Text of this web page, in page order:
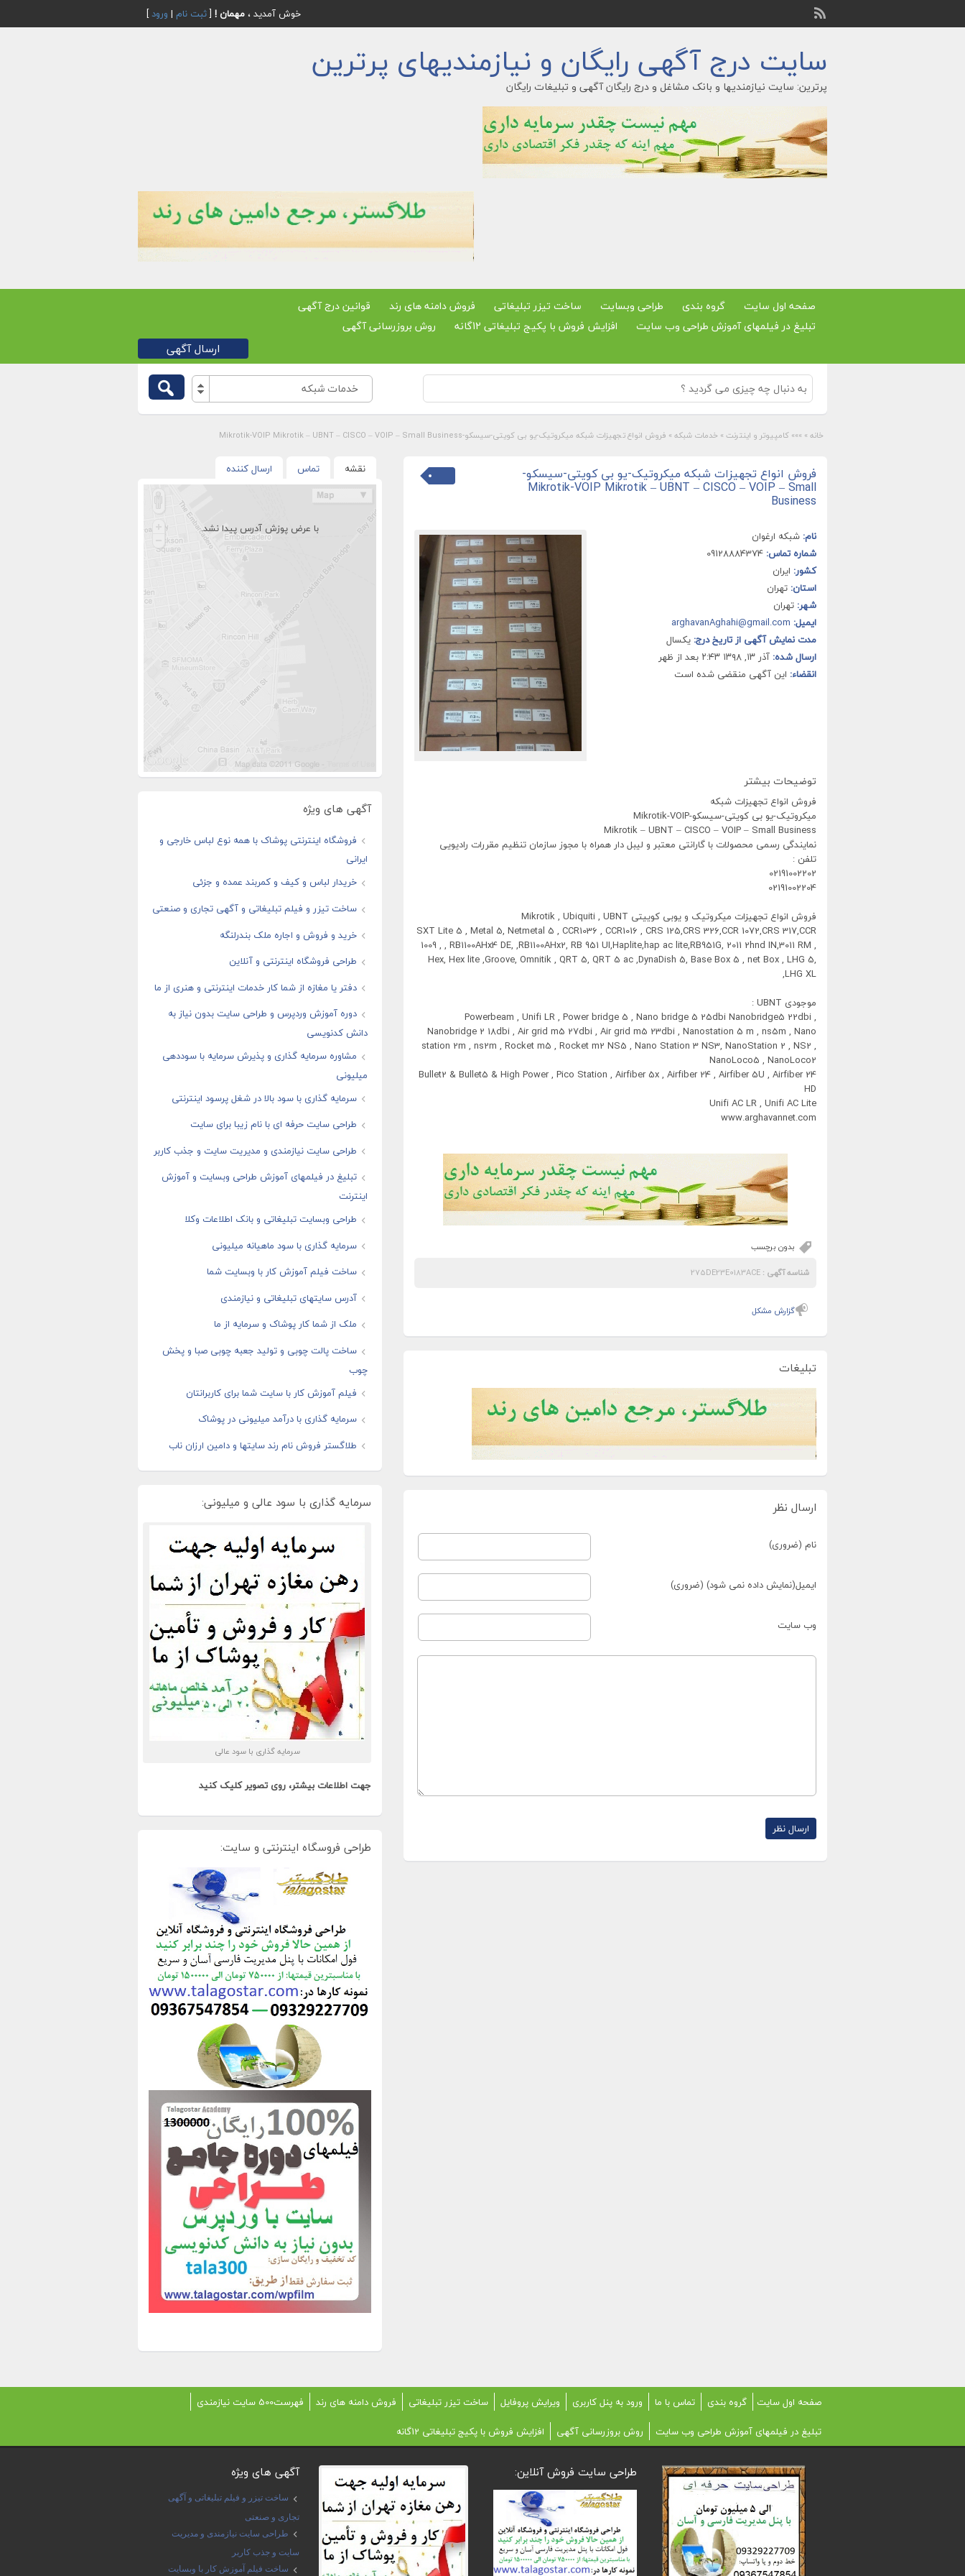
خوش آمدید ، مهمان ! [ثبت نام | ورود]
سایت درج آگهی رایگان و نیازمندیهای پرترین
پرترین: سایت نیازمندیها و بانک مشاغل و درج رایگان آگهی و تبلیغات رایگان
صفحه اول سایت گروه بندی طراحی وبسایت ساخت تیزر تبلیغاتی فروش دامنه های رند
قوانین درج آگهی
تبلیغ در فیلمهای آموزش طراحی وب سایت
افزایش فروش با پکیج تبلیغاتی 12گانه روش بروزرسانی آگهی
ارسال آگهی
خدمات شبکه
خانه » »»» کامپیوتر و اینترنت » خدمات شبکه » فروش انواع تجهیزات شبکه میکروتیک-یو بی کویتی-سیسکو-Mikrotik-VOIP Mikrotik – UBNT – CISCO – VOIP – Small Business
فروش انواع تجهیزات شبکه میکروتیک-یو بی کویتی-سیسکو-
Mikrotik-VOIP Mikrotik – UBNT – CISCO – VOIP – Small
Business
نام: شبکه ارغوان
شماره تماس:
کشور: ایران
استان: تهران
شهر: تهران
ایمیل: arghavanAghahi@gmail.com
مدت نمایش آگهی از تاریخ درج: یکسال
ارسال شده: آذر ۱۳, ۱۳۹۸ ۲:۴۳ بعد از ظهر
انقضاء: این آگهی منقضی شده است
توضیحات بیشتر
فروش انواع تجهیزات شبکه
میکروتیک-یو بی کویتی-سیسکو-Mikrotik-VOIP
Mikrotik – UBNT – CISCO – VOIP – Small Business
نمایندگی رسمی محصولات با گارانتی معتبر و لیبل دار همراه با مجوز سازمان تنظیم مقررات رادیویی
تلفن :
02191002202
02191002204
فروش انواع تجهیزات میکروتیک و یوبی کوییتی Mikrotik , Ubiquiti , UBNT
SXT Lite 5 , Metal 5, Netmetal 5 , CCR1036 , CCR1016 , CRS 125,CRS 326,CCR 1072,CRS 317,CCR
1009 , , RB1100AHx4 DE, ,RB1100AHx2, RB 951 UI,Haplite,hap ac lite,RB951G, 2011 2hnd IN,3011 RM ,
Hex, Hex lite ,Groove, Omnitik , QRT 5, QRT 5 ac ,DynaDish 5, Base Box 5 , net Box , LHG 5,
LHG XL,
موجودی UBNT :
Powerbeam , Unifi LR , Power bridge 5 , Nano bridge 5 25dbi Nanobridge5 22dbi ,
Nanobridge 2 18dbi , Air grid m5 27dbi , Air grid m5 23dbi , Nanostation 5 m , ns5m , Nano
station 2m , ns2m , Rocket m5 , Rocket m2 NS5 , Nano Station 3 NS3, NanoStation 2 , NS2 ,
NanoLoco5 , NanoLoco2
Bullet2 & Bullet5 & High Power , Pico Station , Airfiber 5x , Airfiber 24 , Airfiber 5U , Airfiber 24
HD
Unifi AC LR , Unifi AC Lite
www.arghavannet.com
بدون برچسب
شناسه آگهی :
گزارش مشکل
تبلیغات
ارسال نظر
نام (ضروری)
ایمیل(نمایش داده نمی شود) (ضروری)
وب سایت
نقشه تماس ارسال کننده
با عرض پوزش آدرس پیدا نشد.
آگهی های ویژه
فروشگاه اینترنتی پوشاک با همه نوع لباس خارجی و
ایرانی
خریدار لباس و کیف و کمربند عمده و جزئی
ساخت تیزر و فیلم تبلیغاتی و آگهی تجاری و صنعتی
خرید و فروش و اجاره ملک بندرلنگه
طراحی فروشگاه اینترنتی و آنلاین
دفتر یا مغازه از شما کار خدمات اینترنتی و هنری از ما
دوره آموزش وردپرس و طراحی سایت بدون نیاز به
دانش کدنویسی
مشاوره سرمایه گذاری و پذیرش سرمایه با سوددهی
میلیونی
سرمایه گذاری با سود بالا در شغل پرسود اینترنتی
طراحی سایت حرفه ای با نام زیبا برای سایت
طراحی سایت نیازمندی و مدیریت سایت و جذب کاربر
تبلیغ در فیلمهای آموزش طراحی وبسایت و آموزش
اینترنت
طراحی وبسایت تبلیغاتی و بانک اطلاعات وکلا
سرمایه گذاری با سود ماهیانه میلیونی
ساخت فیلم آموزش کار با وبسایت شما
آدرس سایتهای تبلیغاتی و نیازمندی
ملک از شما کار پوشاک و سرمایه از ما
ساخت پالت چوبی و تولید جعبه چوبی صبا و پخش
چوب
فیلم آموزش کار با سایت شما برای کاربرانتان
سرمایه گذاری با درآمد میلیونی در پوشاک
طلاگستر فروش نام رند سایتها و دامین ارزان ناب
سرمایه گذاری با سود عالی و میلیونی:
سرمایه گذاری با سود عالی
جهت اطلاعات بیشتر، روی تصویر کلیک کنید
طراحی فروسگاه اینترنتی و سایت:
صفحه اول سایت گروه بندی تماس با ما ورود به پنل کاربری ویرایش پروفایل ساخت تیزر تبلیغاتی فروش دامنه های رند
فهرست500 سایت نیازمندی
تبلیغ در فیلمهای آموزش طراحی وب سایت
روش بروزرسانی آگهی افزایش فروش با پکیج تبلیغاتی 12گانه
آگهی های ویژه
ساخت تیزر و فیلم تبلیغاتی و آگهی
تجاری و صنعتی
طراحی سایت نیازمندی و مدیریت
سایت و جذب کاربر
ساخت فیلم آموزش کار با وبسایت
طراحی سایت فروش آنلاین: